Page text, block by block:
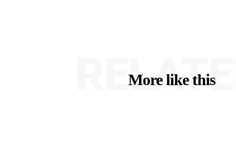
More like this
RELATED